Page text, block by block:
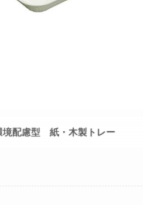
境配慮型 紙・木製トレー